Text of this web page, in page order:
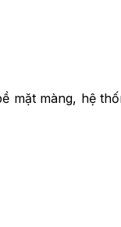
mặt màng, hệ